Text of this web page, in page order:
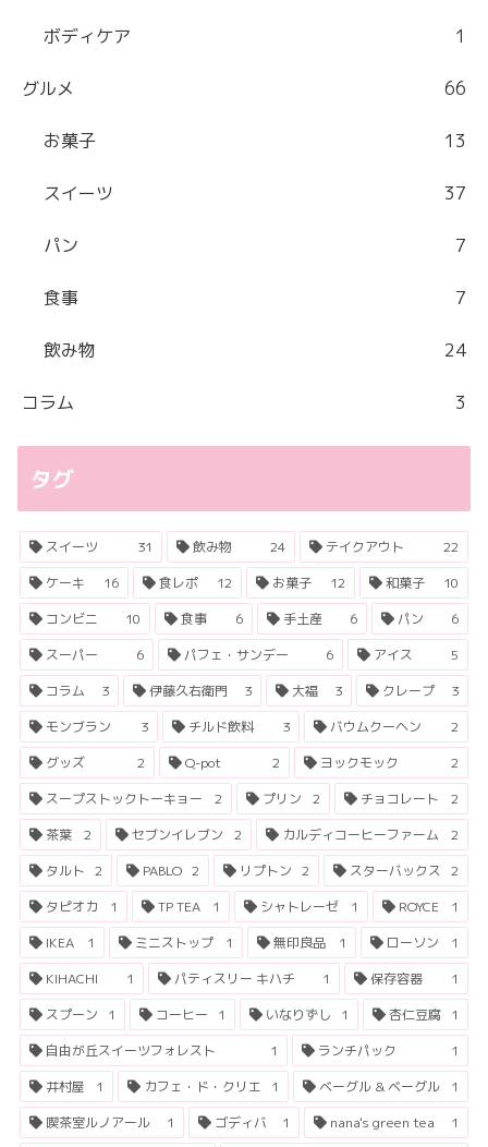
ボディケア 1
グルメ 66
お菓子 13
スイーツ 37
パン 7
食事 7
飲み物 24
コラム 3
タグ
スイーツ 31 飲み物 24 テイクアウト
22
ケーキ
16 食レポ 12 お菓子 12 和菓子
10
コンビニ
10 食事 6 手土産 6 パン
6
スーパー
6 パフェ・サンデー 6 アイス
5
コラム
3 伊藤久右衛門 3 大福 3 クレープ
3
モンブラン
3 チルド飲料 3 バウムクーヘン
2
グッズ
2 Q-pot 2 ヨックモック
2
スープストックトーキョー
2 プリン 2 チョコレート
2
茶葉
2 セブンイレブン 2 カルディコーヒーファーム
2
タルト 2 PABLO 2 リプトン 2 スターバックス 2
タピオカ
1 TP TEA 1 シャトレーゼ 1 ROYCE
1
IKEA
1 ミニストップ 1 無印良品 1 ローソン
1
KIHACHI
1 パティスリー キハチ 1 保存容器
1
スプーン
1 コーヒー 1 いなりずし 1 杏仁豆腐 1
自由が丘スイーツフォレスト
1 ランチパック
1
井村屋
1 カフェ・ド・クリエ 1 ベーグル & ベーグル
1
喫茶室ルノアール
1 ゴディバ 1 nana's green tea
1